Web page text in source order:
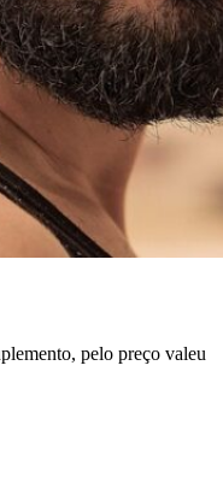
pelo preço valeu